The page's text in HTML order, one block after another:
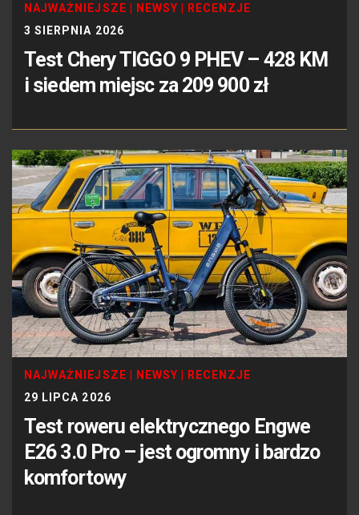
NAJWAŻNIEJSZE NEWSY
RECENZJE
3 SIERPNIA 2026
Test Chery TIGGO 9 PHEV – 428 KM
i siedem miejsc za 209 900 zł
NAJWAŻNIEJSZE NEWSY
RECENZJE
29 LIPCA 2026
Test roweru elektrycznego Engwe
E26 3.0 Pro – jest ogromny i bardzo
komfortowy